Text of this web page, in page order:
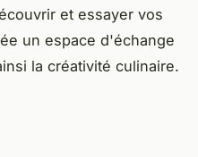
et essayer vos
un espace d'échange
la créativité culinaire.